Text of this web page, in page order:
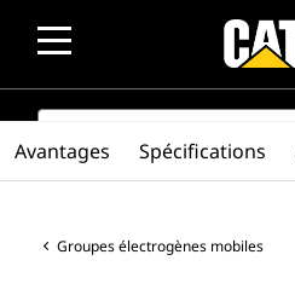
SEARCH
Groupes électrogènes mobiles
Avantages Spécifications